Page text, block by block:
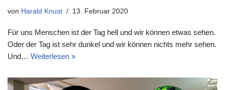
von Harald Knust 13. Februar 2020
Für uns Menschen ist der Tag hell und wir können etwas sehen.
Oder der Tag ist sehr dunkel und wir können nichts mehr sehen.
Und… Weiterlesen »